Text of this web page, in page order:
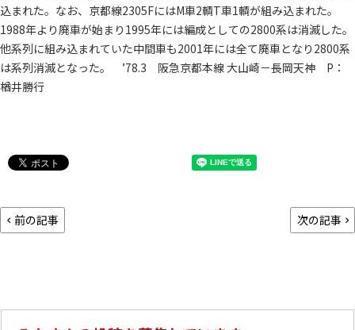
込まれた。なお、京都線2305FにはM車2輌T車1輌が組み込まれた。
1988年より廃車が始まり1995年には編成としての2800系は消滅した。
他系列に組み込まれていた中間車も2001年には全て廃車となり2800系
は系列消滅となった。 ’78.3 阪急京都本線 大山崎－長岡天神 P：
楢井勝行
前の記事 次の記事